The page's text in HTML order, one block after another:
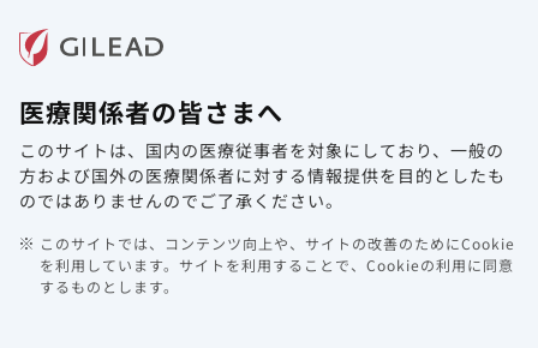
ホーム 製品情報
システムメンテナンスのお知らせ＜
10/22 (水) 21:00 - 22:00＞
2025年10月17日 その他
平素は当サイトをご利用いただき、誠にありがとうございま
医療関係者の皆さまへ
このサイトは、国内の医療従事者を対象にしており、 一般の
方および国外の医療関係者に対する情報提供を目的としたも
のではありませんのでご了承ください。
このサイトでは、コンテンツ向上や、サイトの改善のためにCookie
を利用しています。 サイトを利用することで、Cookieの利用に同意
するものとします。